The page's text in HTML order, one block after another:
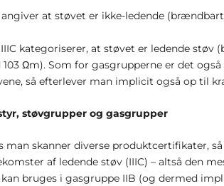
angiver at støvet er ikke-ledende
kategoriserer, at støvet er ledende
103 Ωm). Som for gasgrupperne er det
så efterlever man implicit også op til
støvgrupper og gasgrupper
man skanner diverse produktcertifikater,
af ledende støv (IIIC) – altså den
bruges i gasgruppe IIB (og dermed